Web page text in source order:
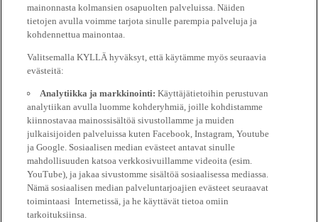
mainonnasta kolmansien osapuolten palveluissa. Näiden
tietojen avulla voimme tarjota sinulle parempia palveluja ja
kohdennettua mainontaa.
Valitsemalla KYLLÄ hyväksyt, että käytämme myös seuraavia
evästeitä:
Analytiikka ja markkinointi:Käyttäjätietoihin perustuvan
analytiikan avulla luomme kohderyhmiä, joille kohdistamme
kiinnostavaa mainossisältöä sivustollamme ja muiden
julkaisijoiden palveluissa kuten Facebook, Instagram, Youtube
ja Google. Sosiaalisen median evästeet antavat sinulle
mahdollisuuden katsoa verkkosivuillamme videoita (esim.
YouTube), ja jakaa sivustomme sisältöä sosiaalisessa mediassa.
Nämä sosiaalisen median palveluntarjoajien evästeet seuraavat
toimintaasi Internetissä, ja he käyttävät tietoa omiin
tarkoituksiinsa.